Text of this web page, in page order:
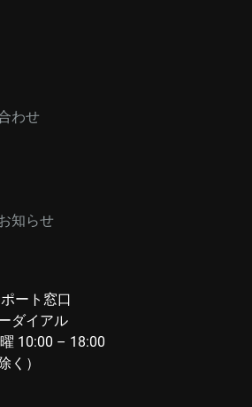
わせ
知らせ
ート窓口
ダイアル
10:00 – 18:00
く）